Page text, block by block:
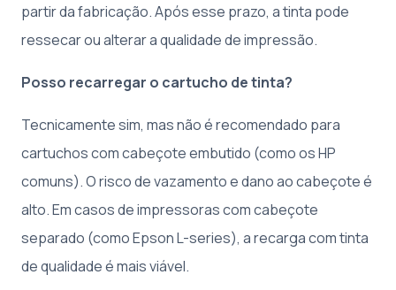
partir da fabricação. Após esse prazo, a tinta pode
ressecar ou alterar a qualidade de impressão.
Posso recarregar o cartucho de tinta?
Tecnicamente sim, mas não é recomendado para
cartuchos com cabeçote embutido (como os HP
comuns). O risco de vazamento e dano ao cabeçote é
alto. Em casos de impressoras com cabeçote
separado (como Epson L-series), a recarga com tinta
de qualidade é mais viável.